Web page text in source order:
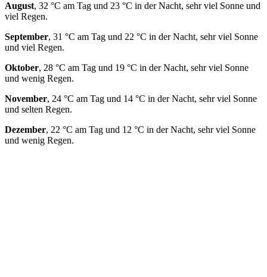
August, 32 °C am Tag und 23 °C in der Nacht, sehr viel Sonne und
viel Regen.
September, 31 °C am Tag und 22 °C in der Nacht, sehr viel Sonne
und viel Regen.
Oktober, 28 °C am Tag und 19 °C in der Nacht, sehr viel Sonne
und wenig Regen.
November, 24 °C am Tag und 14 °C in der Nacht, sehr viel Sonne
und selten Regen.
Dezember, 22 °C am Tag und 12 °C in der Nacht, sehr viel Sonne
und wenig Regen.